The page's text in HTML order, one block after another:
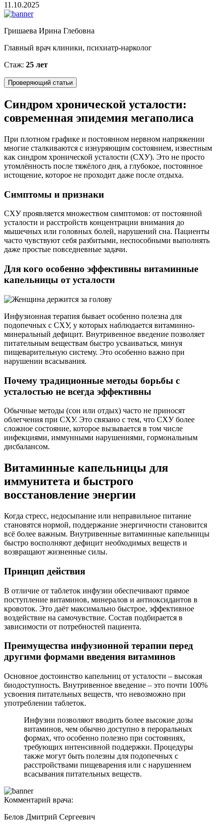
11.10.2025
Гришаева Ирина Глебовна
Главный врач клиники, психиатр-нарколог
Стаж: 25 лет
Проверяющий статьи
Синдром хронической усталости:
современная эпидемия мегаполиса
При плотном графике и постоянном нервном напряжении
многие сталкиваются с изнуряющим состоянием, известным
как синдром хронической усталости (СХУ). Это не просто
утомлённость после тяжёлого дня, а глубокое, постоянное
истощение, которое не проходит даже после отдыха.
Симптомы и признаки
СХУ проявляется множеством симптомов: от постоянной
усталости и расстройств концентрации внимания до
мышечных или головных болей, нарушений сна. Пациенты
часто чувствуют себя разбитыми, неспособными выполнять
даже простые повседневные задачи.
Для кого особенно эффективны витаминные
капельницы от усталости
Инфузионная терапия бывает особенно полезна для
подопечных с СХУ, у которых наблюдается витаминно-
минеральный дефицит. Внутривенное введение позволяет
питательным веществам быстро усваиваться, минуя
пищеварительную систему. Это особенно важно при
нарушении всасывания.
Почему традиционные методы борьбы с
усталостью не всегда эффективны
Обычные методы (сон или отдых) часто не приносят
облегчения при СХУ. Это связано с тем, что СХУ более
сложное состояние, которое вызывается в том числе
инфекциями, иммунными нарушениями, гормональным
дисбалансом.
Витаминные капельницы для
иммунитета и быстрого
восстановление энергии
Когда стресс, недосыпание или неправильное питание
становятся нормой, поддержание энергичности становится
всё более важным. Внутривенные витаминные капельницы
быстро восполняют дефицит необходимых веществ и
возвращают жизненные силы.
Принцип действия
В отличие от таблеток инфузии обеспечивают прямое
поступление витаминов, минералов и антиоксидантов в
кровоток. Это даёт максимально быстрое, эффективное
воздействие на самочувствие. Состав подбирается в
зависимости от потребностей пациента.
Преимущества инфузионной терапии перед
другими формами введения витаминов
Основное достоинство капельниц от усталости – высокая
биодоступность. Внутривенное введение – это почти 100%
усвоения питательных веществ, что невозможно при
употреблении таблеток.
Инфузии позволяют вводить более высокие дозы
витаминов, чем обычно доступно в пероральных
формах, что особенно полезно при состояниях,
требующих интенсивной поддержки. Процедуры
также могут быть полезны для подопечных с
расстройствами пищеварения или с нарушением
всасывания питательных веществ.
Комментарий врача:
Белов Дмитрий Сергеевич